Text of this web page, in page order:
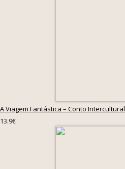
A Viagem Fantástica – Conto Intercultural
13.9€